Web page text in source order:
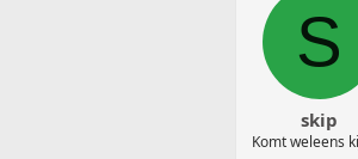
S
skip
Komt weleens